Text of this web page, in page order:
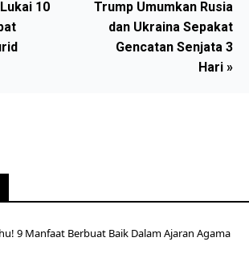
10
Trump Umumkan Rusia
dan Ukraina Sepakat
Gencatan Senjata 3
Hari »
9 Manfaat Berbuat Baik Dalam Ajaran Agama